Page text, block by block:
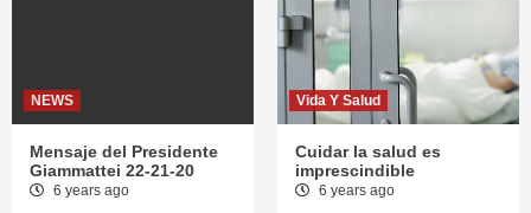
NEWS
Mensaje del Presidente
Giammattei 22-21-20
6 years ago
Vida Y Salud
Cuidar la salud es
imprescindible
6 years ago